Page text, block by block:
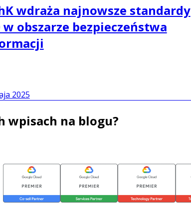
wdraża najnowsze standardy
w obszarze bezpieczeństwa
2025
wpisach na blogu?